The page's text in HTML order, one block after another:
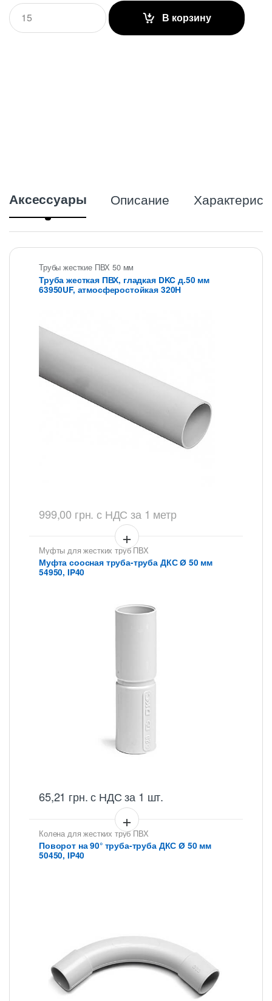
Q
u
a
В корзину
Аксессуары Описание
Трубы жесткие ПВХ 50 мм
Труба жесткая ПВХ, гладкая DKC д.50 мм
63950UF, атмосферостойкая 320Н
999,00 грн. с НДС за 1 метр
Муфты для жестких труб ПВХ
Муфта соосная труба-труба ДКС Ø 50 мм
54950, IP40
65,21 грн.с НДС за 1 шт.
Колена для жестких труб ПВХ
Поворот на 90° труба-труба ДКС Ø 50 мм
50450, IP40